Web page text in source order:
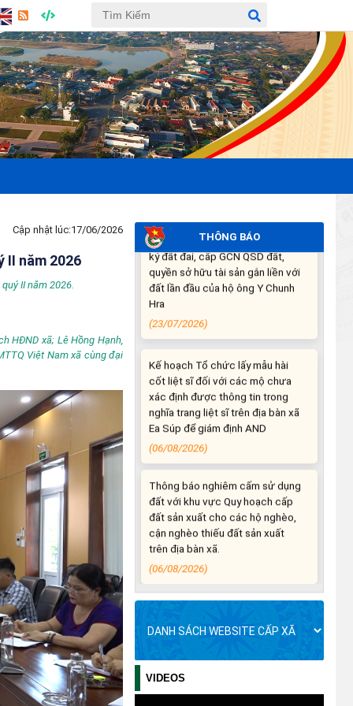
Cập nhật lúc:17/06/2026
II năm 2026
II năm 2026.
HĐND xã; Lê Hồng Hạnh,
Việt Nam xã cùng đại
THÔNG BÁO
02/8/2026)
(27/07/2026)
THÔNG BÁO: Về việc yêu cầu
chấm dứt hoạt động sản xuất tại
tiểu khu 277 xã Ea Súp, tỉnh Đắk
Lắk (lần 2)
(24/07/2026)
đất lần đầu của hộ ông Y Chunh
Hra
(23/07/2026)
Kế hoạch Tổ chức lấy mẫu hài
xác định được thông tin trong
Ea Súp để giám định AND
(06/08/2026)
Thông báo nghiêm cấm sử dụng
đất với khu vực Quy hoạch cấp
đất sản xuất cho các hộ nghèo,
cận nghèo thiếu đất sản xuất
trên địa bàn xã.
(06/08/2026)
THÔNG BÁO: Cảnh báo thủ đoạn
lừa đảo thông qua công tác đo
đạc, lập bản đồ địa chính, lập hồ
dữ liệu quốc gia về đất đai
(03/08/2026)
THÔNG BÁO NIÊM YẾT CÔNG
KHAI: Kết quả thẩm định hồ sơ đề
nghị hỗ trợ khắc phục thiệt hại
VIDEOS